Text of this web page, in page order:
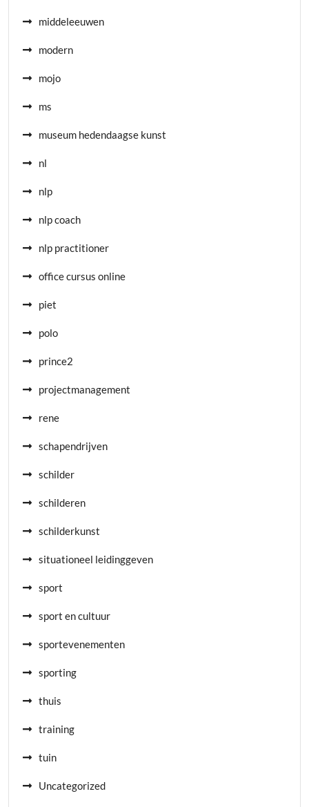
middeleeuwen
modern
mojo
ms
museum hedendaagse kunst
nl
nlp
nlp coach
nlp practitioner
office cursus online
piet
polo
prince2
projectmanagement
rene
schapendrijven
schilder
schilderen
schilderkunst
situationeel leidinggeven
sport
sport en cultuur
sportevenementen
sporting
thuis
training
tuin
Uncategorized